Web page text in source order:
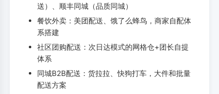
送）、顺丰同城（品质同城）
餐饮外卖：美团配送、饿了么蜂鸟，商家自配体
系搭建
社区团购配送：次日达模式的网格仓+团长自提
体系
同城B2B配送：货拉拉、快狗打车，大件和批量
配送方案